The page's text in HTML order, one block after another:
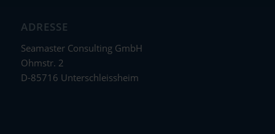
ADRESSE
Seamaster Consulting GmbH
Ohmstr. 2
D-85716 Unterschleissheim